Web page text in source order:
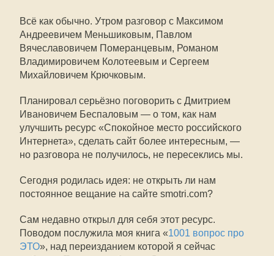
Всё как обычно. Утром разговор с Максимом
Андреевичем Меньшиковым, Павлом
Вячеславовичем Померанцевым, Романом
Владимировичем Колотеевым и Сергеем
Михайловичем Крючковым.
Планировал серьёзно поговорить с Дмитрием
Ивановичем Беспаловым — о том, как нам
улучшить ресурс «Спокойное место российского
Интернета», сделать сайт более интересным, —
но разговора не получилось, не пересеклись мы.
Сегодня родилась идея: не открыть ли нам
постоянное вещание на сайте smotri.com?
Сам недавно открыл для себя этот ресурс.
Поводом послужила моя книга «1001 вопрос про
ЭТО», над переизданием которой я сейчас